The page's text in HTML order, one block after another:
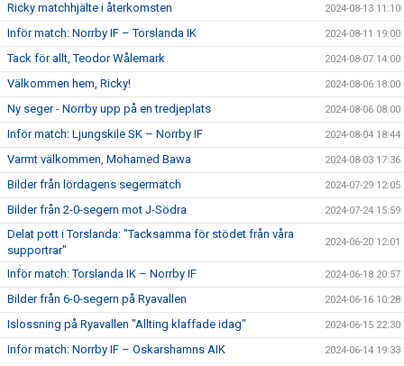
Ricky matchhjälte i återkomsten 2024-08-13 11:10
Inför match: Norrby IF – Torslanda IK 2024-08-11 19:00
Tack för allt, Teodor Wålemark 2024-08-07 14:00
Välkommen hem, Ricky! 2024-08-06 18:00
Ny seger - Norrby upp på en tredjeplats 2024-08-06 08:00
Inför match: Ljungskile SK – Norrby IF 2024-08-04 18:44
Varmt välkommen, Mohamed Bawa 2024-08-03 17:36
Bilder från lördagens segermatch 2024-07-29 12:05
Bilder från 2-0-segern mot J-Södra 2024-07-24 15:59
Delat pott i Torslanda: "Tacksamma för stödet från våra
supportrar"
2024-06-20 12:01
Inför match: Torslanda IK – Norrby IF 2024-06-18 20:57
Bilder från 6-0-segern på Ryavallen 2024-06-16 10:28
Islossning på Ryavallen "Allting klaffade idag" 2024-06-15 22:30
Inför match: Norrby IF – Oskarshamns AIK 2024-06-14 19:33